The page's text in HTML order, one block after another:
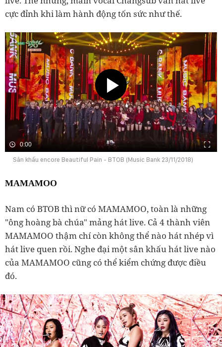
cực đỉnh khi làm hành động tốn sức như thế.
0:00
Sân khấu encore Beautiful Pain - BTOB (Music Bank 23/11/2018)
MAMAMOO
Nam có BTOB thì nữ có MAMAMOO, toàn là những
"ông hoàng bà chúa" mảng hát live. Cả 4 thành viên
MAMAMOO thậm chí còn không thể nào hát nhép vì
hát live quen rồi. Nghe đại một sân khấu hát live nào
của MAMAMOO cũng có thể kiểm chứng được điều
đó.